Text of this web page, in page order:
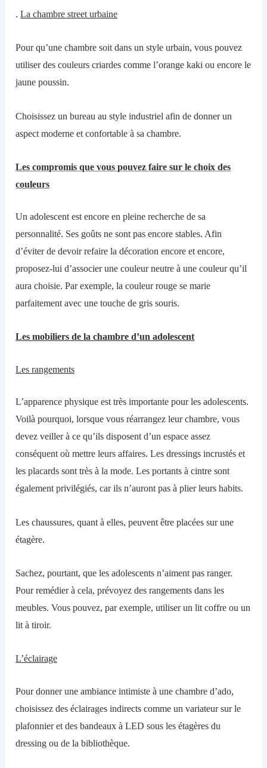
.La chambre street urbaine
Pour qu’une chambre soit dansun style urbain, vous pouvez
utiliserdes couleurs criardes comme l’orange kaki ou encore le
jaune poussin.
Choisissez un bureauau style industriel afin de donner un
aspect moderne et confortableà sa chambre.
Les compromis que vous pouvez fairesur le choix des
couleurs
Un adolescent est encore en pleine recherche de sa
personnalité. Ses goûtsne sont pas encore stables. Afin
d’éviterde devoir refaire la décorationencore et encore,
proposez-lui d’associerune couleur neutreà une couleur qu’il
aura choisie.Par exemple, la couleur rouge se marie
parfaitement avec une touche de gris souris.
Les mobiliers de la chambre d’un adolescent
Les rangements
L’apparence physique est très importante pour les adolescents.
Voilà pourquoi, lorsque vous réarrangezleurchambre, vous
devez veiller à ce qu’ils disposentd’un espace assez
conséquentoù mettreleurs affaires. Les dressings incrustés et
les placards sont très à la mode. Les portants à cintre sont
également privilégiés, car ils n’auront pas à plier leurs habits.
Les chaussures, quant àelles, peuvent être placées sur une
étagère.
Sachez, pourtant, que les adolescents n’aiment pas ranger.
Pour remédier à cela, prévoyez des rangements dansles
meubles. Vous pouvez, par exemple, utiliserun lit coffre ou un
lit à tiroir.
L’éclairage
Pour donner une ambiance intimisteà une chambre d’ado,
choisissez des éclairages indirects comme un variateur sur le
plafonnier et des bandeaux à LED sous les étagères du
dressing ou de la bibliothèque.